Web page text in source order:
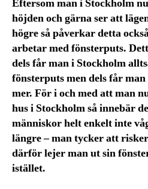
Eftersom man i Stockholm
höjden och gärna ser att
högre så påverkar detta
arbetar med fönsterputs.
dels får man i Stockholm
fönsterputs men dels får
mer. För i och med att man
hus i Stockholm så innebär
människor helt enkelt inte
längre – man tycker att
därför lejer man ut sin
istället.